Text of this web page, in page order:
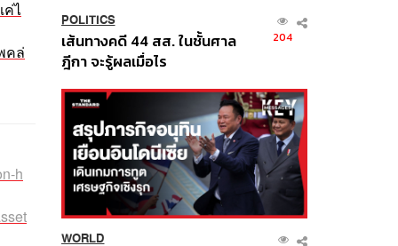
ค่ไ
คล่
h
POLITICS
เส้นทางคดี 44 สส. ในชั้นศาล
ฎีกา จะรู้ผลเมื่อไร
204
WORLD